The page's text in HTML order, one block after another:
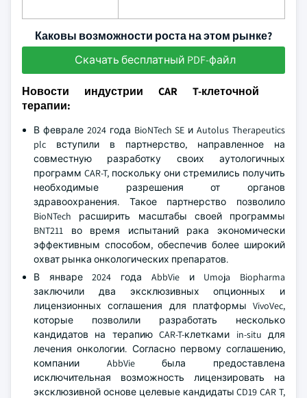
Каковы возможности роста на этом рынке?
Скачать бесплатный PDF-файл
Новости индустрии CAR T-клеточной
терапии:
В феврале 2024 года BioNTech SE и Autolus Therapeutics
plc вступили в партнерство, направленное на
совместную разработку своих аутологичных
программ CAR-T, поскольку они стремились получить
необходимые разрешения от органов
здравоохранения. Такое партнерство позволило
BioNTech расширить масштабы своей программы
BNT211 во время испытаний рака экономически
эффективным способом, обеспечив более широкий
охват рынка онкологических препаратов.
В январе 2024 года AbbVie и Umoja Biopharma
заключили два эксклюзивных опционных и
лицензионных соглашения для платформы VivoVec,
которые позволили разработать несколько
кандидатов на терапию CAR-T-клетками in-situ для
лечения онкологии. Согласно первому соглашению,
компании AbbVie была предоставлена
исключительная возможность лицензировать на
эксклюзивной основе целевые кандидаты CD19 CAR T,